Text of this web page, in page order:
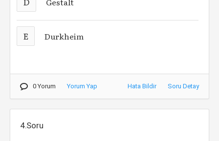
E Durkheim
0 Yorum Yorum Yap Hata Bildir Soru Detay
4.Soru